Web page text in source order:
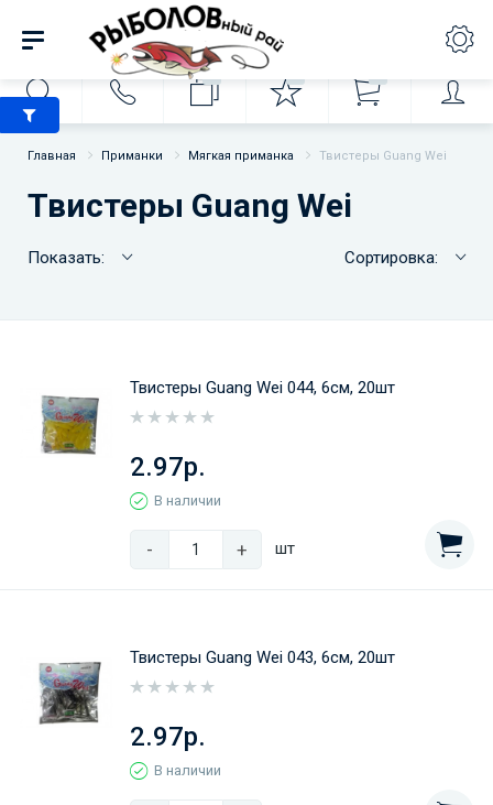
Главная Приманки Мягкая приманка Твистеры Guang Wei
Твистеры Guang Wei
Показать: Сортировка:
Твистеры Guang Wei 044, 6см, 20шт
2.97р.
В наличии
- + шт
Твистеры Guang Wei 043, 6см, 20шт
2.97р.
В наличии